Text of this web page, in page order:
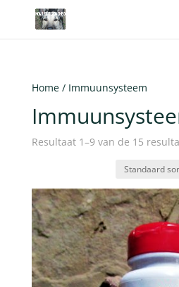
Home/ Immuunsysteem
Resultaat 1–9 van de 15